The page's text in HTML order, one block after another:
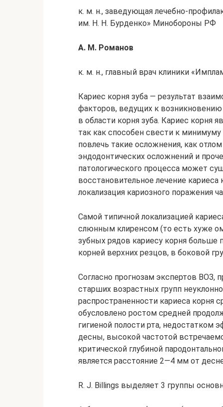
к. м. н., заведующая лечебно-
им. Н. Н. Бурденко» Минобороны РФ
А. М. Романов
к. м. н., главный врач клиники
Кариес корня зуба — результат
факторов, ведущих к
в области корня зуба. Кариес корня
так как способен свести к
повлечь такие осложнения, как
эндодонтических осложнений и
патологического процесса может
восстановительное лечение
локализация кариозного поражения
Самой типичной локализацией
слюнным клиренсом (то есть хуже
зубных рядов кариесу корня
корней верхних резцов, в боковой
Согласно прогнозам экспертов ВОЗ,
старших возрастных групп
распространенности кариеса корня
обусловлено ростом средней
гигиеной полости рта,
десны, высокой частотой
критической глубиной
является расстояние 2—4 мм от
R. J. Billings выделяет 3 группы